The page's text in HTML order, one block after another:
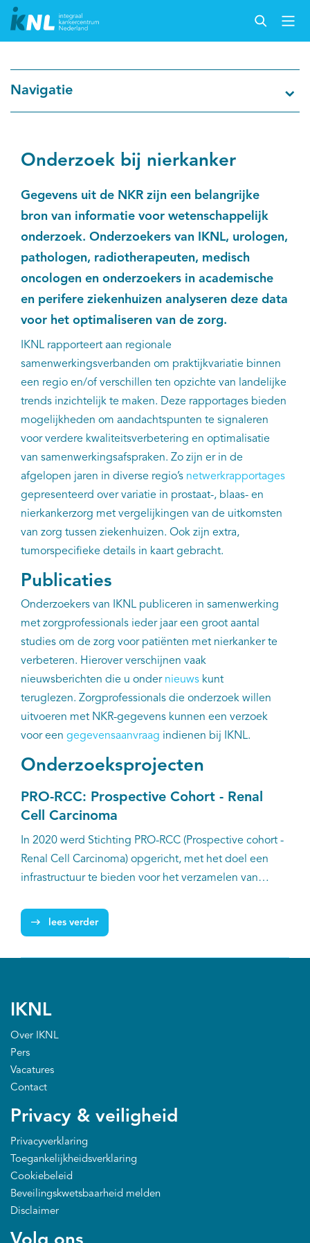
Cijfers over kanker
Thema's
Over IKNL
Kanker & leven
Palliatieve zorg
Kankeratlas
IKNL and the NCR
Dure geneesmiddelen
Itemsets
Nieuws
Projecten
Trials
Webshop
EN
Navigatie
Onderzoek bij nierkanker
Gegevens uit de NKR zijn een belangrijke
bron van informatie voor wetenschappelijk
onderzoek. Onderzoekers van IKNL, urologen,
pathologen, radiotherapeuten, medisch
oncologen en onderzoekers in academische
en perifere ziekenhuizen analyseren deze data
voor het optimaliseren van de zorg.
IKNL rapporteert aan regionale
samenwerkingsverbanden om praktijkvariatie binnen
een regio en/of verschillen ten opzichte van landelijke
trends inzichtelijk te maken. Deze rapportages bieden
mogelijkheden om aandachtspunten te signaleren
voor verdere kwaliteitsverbetering en optimalisatie
van samenwerkingsafspraken. Zo zijn er in de
afgelopen jaren in diverse regio’s netwerkrapportages
gepresenteerd over variatie in prostaat-, blaas- en
nierkankerzorg met vergelijkingen van de uitkomsten
van zorg tussen ziekenhuizen. Ook zijn extra,
tumorspecifieke details in kaart gebracht.
Publicaties
Onderzoekers van IKNL publiceren in samenwerking
met zorgprofessionals ieder jaar een groot aantal
studies om de zorg voor patiënten met nierkanker te
verbeteren. Hierover verschijnen vaak
nieuwsberichten die u onder nieuws kunt
teruglezen. Zorgprofessionals die onderzoek willen
uitvoeren met NKR-gegevens kunnen een verzoek
voor een gegevensaanvraag indienen bij IKNL.
Onderzoeksprojecten
PRO-RCC: Prospective Cohort - Renal
Cell Carcinoma
In 2020 werd Stichting PRO-RCC (Prospective cohort -
Renal Cell Carcinoma) opgericht, met het doel een
infrastructuur te bieden voor het verzamelen van
uitkomsten van nierkankerpatiënten in Nederland.
Door een prospectief cohort van nierkankerpatiënten
heeft geen vastgestelde einddatum.
lees verder
IKNL
Over IKNL
Pers
Vacatures
Contact
Privacy & veiligheid
Privacyverklaring
Toegankelijkheidsverklaring
Cookiebeleid
Beveilingskwetsbaarheid melden
Disclaimer